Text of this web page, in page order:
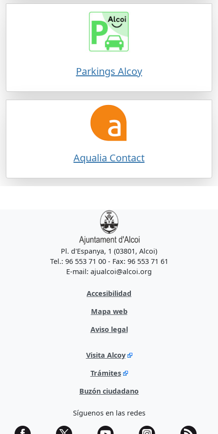
Parkings Alcoy
Aqualia Contact
Pl. d'Espanya, 1 (03801, Alcoi)
Tel.: 96 553 71 00 - Fax: 96 553 71 61
E-mail: ajualcoi@alcoi.org
Accesibilidad
Mapa web
Aviso legal
Visita Alcoy
Trámites
Buzón ciudadano
Síguenos en las redes